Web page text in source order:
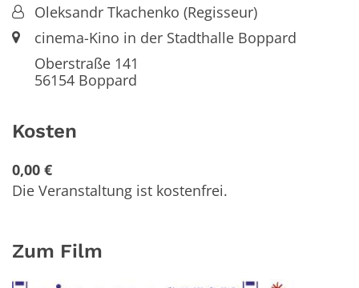
Von:Oleksandr Tkachenko (Regisseur)
Ort:cinema-Kino in der Stadthalle Boppard
Oberstraße 141
56154Boppard
Kosten
0,00 €
Die Veranstaltung ist kostenfrei.
Zum Film